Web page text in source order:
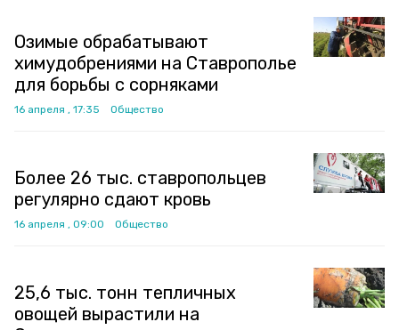
Озимые обрабатывают
химудобрениями на Ставрополье
для борьбы с сорняками
16 апреля , 17:35 Общество
Более 26 тыс. ставропольцев
регулярно сдают кровь
16 апреля , 09:00 Общество
25,6 тыс. тонн тепличных
овощей вырастили на